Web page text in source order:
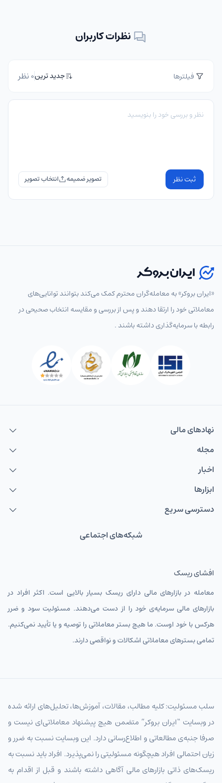
نظرات کاربران
فیلترها جدید ترین0 نظر
ثبت نظر تصویر ضمیمه
«ایران بروکر» به معامله‌گران محترم کمک می‌کند بتوانند توانایی‌های
معاملاتی خود را ارتقا دهند و پس از بررسی و مقایسه انتخاب‌ صحیحی در
رابطه با سرمایه‌گذاری داشته باشند .
نهاد‌های مالی
مجله
اخبار
ابزارها
دسترسی سریع
شبکه‌های اجتماعی
افشای ریسک
معامله در بازارهای مالی دارای ریسک بسیار بالایی است. اکثر افراد در
بازارهای مالی سرمایه‌ی خود را از دست می‌دهند. مسئولیت سود و ضرر
هرکس با خود اوست. ما هیچ بستر معاملاتی را توصیه و یا تأیید نمی‌کنیم.
تمامی بسترهای معاملاتی اشکالات و نواقصی دارند.
سلب مسئولیت: کلیه مطالب، مقالات، آموزش‌ها، تحلیل‌های ارائه شده
در وبسایت “ایران بروکر” متضمن هیچ پیشنهاد معاملاتی‌ای نیست و
صرفا جنبه‌ی مطالعاتی و اطلاع‌رسانی دارد. این وبسایت نسبت به ضرر و
زیان احتمالی افراد هیچگونه مسئولیتی را نمی‌پذیرد. افراد باید نسبت به
ریسک‌های ذاتی بازارهای مالی آگاهی داشته باشند و قبل از اقدام به